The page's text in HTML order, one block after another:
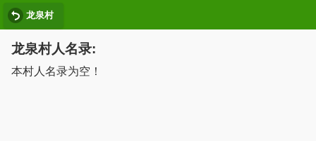
龙泉村
龙泉村人名录:
本村人名录为空！